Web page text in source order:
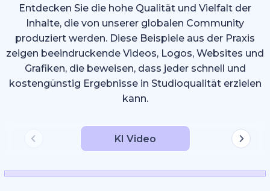
Entdecken Sie die hohe Qualität und Vielfalt der
Inhalte, die von unserer globalen Community
produziert werden. Diese Beispiele aus der Praxis
zeigen beeindruckende Videos, Logos, Websites und
Grafiken, die beweisen, dass jeder schnell und
kostengünstig Ergebnisse in Studioqualität erzielen
kann.
KI Video